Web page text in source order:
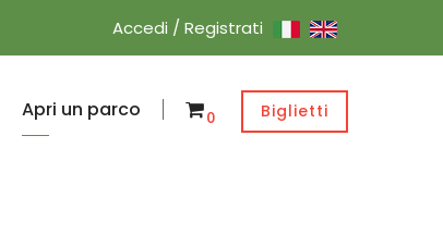
Accedi / Registrati
Apri un parco 0 Biglietti